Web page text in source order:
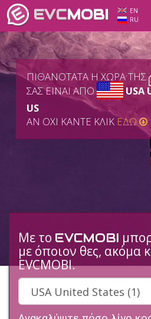
EVCMOBI
EN
RU
ΠΙΘΑΝΟΤΑΤΑ Η ΧΩΡΑ ΤΗΣ
ΣΑΣ ΕΙΝΑΙ ΑΠΟ
USA
US
ΑΝ ΟΧΙ ΚΑΝΤΕ ΚΛΙΚ ΕΔΩ .
Με το EVCMOBI
με όποιον θες, ακόμα
EVCMOBI.